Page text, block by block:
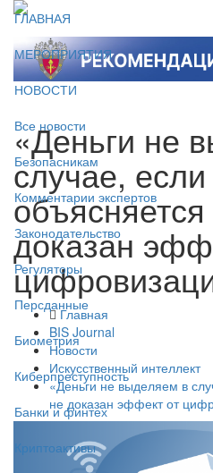
ГЛАВНАЯ
МЕРОПРИЯТИЯ
НОВОСТИ
Все новости
Безопасникам
Комментарии экспертов
Законодательство
Регуляторы
Персданные
Биометрия
Киберпреступность
Банки и финтех
Криптоактивы
«Деньги не
случае,
доказан
Главная
BIS Journal
Новости
Искусственный интеллект
«Деньги не выделяем в
не доказан эффект от